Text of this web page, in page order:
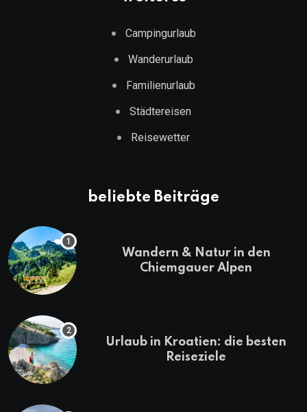
Campingurlaub
Wanderurlaub
Familienurlaub
Städtereisen
Reisewetter
beliebte Beiträge
Wandern & Natur in den
Chiemgauer Alpen
Urlaub in Kroatien: die besten
Reiseziele